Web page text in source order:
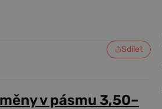
Sdílet
v pásmu 3,50–